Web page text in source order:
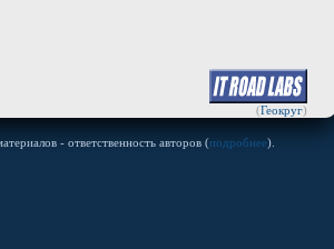
(Геокруг)
- ответственность авторов (подробнее).